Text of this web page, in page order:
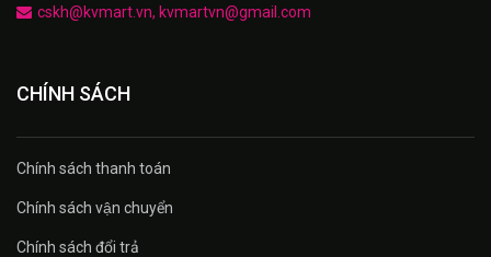
cskh@kvmart.vn, kvmartvn@gmail.com
CHÍNH SÁCH
Chính sách thanh toán
Chính sách vận chuyển
Chính sách đổi trả